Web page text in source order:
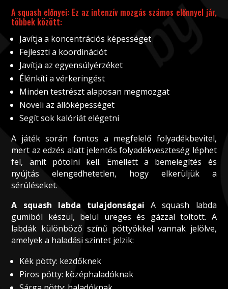
A squash előnyei: Ez az intenzív mozgás számos előnnyel jár,
többek között:
Javítja a koncentrációs képességet
Fejleszti a koordinációt
Javítja az egyensúlyérzéket
Élénkíti a vérkeringést
Minden testrészt alaposan megmozgat
Növeli az állóképességet
Segít sok kalóriát elégetni
A játék során fontos a megfelelő folyadékbevitel,
mert az edzés alatt jelentős folyadékveszteség léphet
fel, amit pótolni kell. Emellett a bemelegítés és
nyújtás elengedhetetlen, hogy elkerüljük a
sérüléseket.
A squash labda tulajdonságai A squash labda
gumiból készül, belül üreges és gázzal töltött. A
labdák különböző színű pöttyökkel vannak jelölve,
amelyek a haladási szintet jelzik:
Kék pötty: kezdőknek
Piros pötty: középhaladóknak